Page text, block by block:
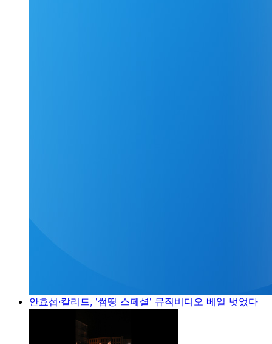
안효섭·칼리드, '썸띵 스페셜' 뮤직비디오 베일 벗었다